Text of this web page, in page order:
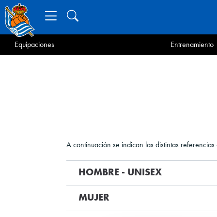
Equipaciones Entrenamiento
A continuación se indican las distintas referencias
HOMBRE - UNISEX
MUJER